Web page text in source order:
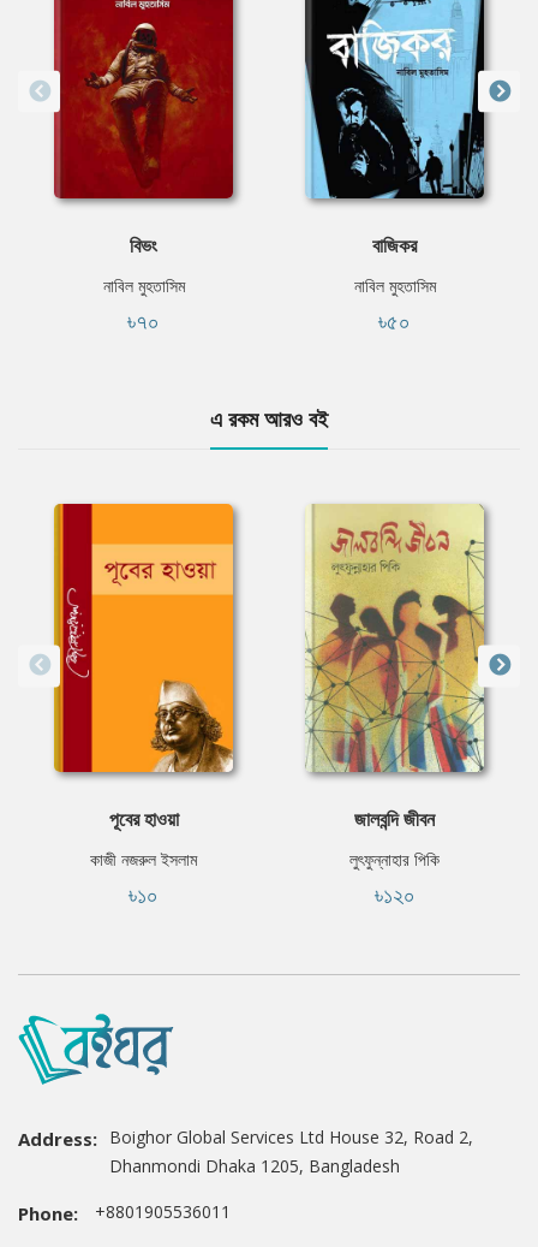
বিভং
নাবিল মুহতাসিম
৳৭০
বাজিকর
নাবিল মুহতাসিম
৳৫০
এ রকম আরও বই
পূবের হাওয়া
কাজী নজরুল ইসলাম
৳১০
জালবন্দি জীবন
লুৎফুন্নাহার পিকি
৳১২০
Address: Boighor Global Services Ltd House 32, Road 2,
Dhanmondi Dhaka 1205, Bangladesh
Phone: +8801905536011